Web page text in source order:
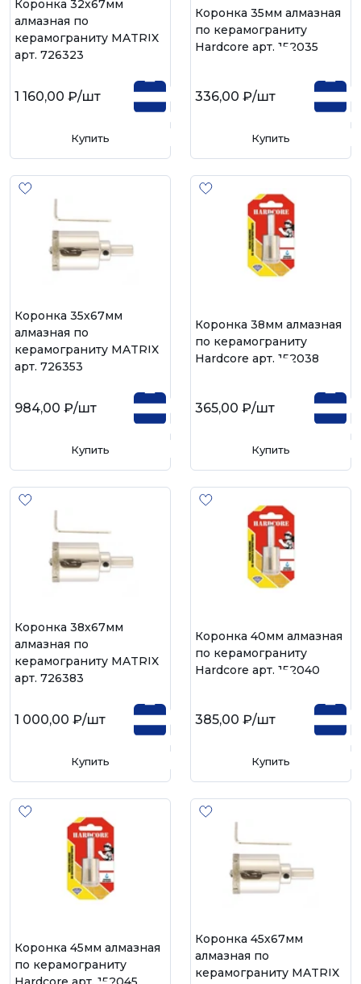
Коронка 32х67мм
алмазная по
керамограниту MATRIX
арт. 726323
1 160,00 ₽/шт
Купить
Коронка 35мм алмазная
по керамограниту
Hardcore арт. 152035
336,00 ₽/шт
Купить
Коронка 35х67мм
алмазная по
керамограниту MATRIX
арт. 726353
984,00 ₽/шт
Купить
Коронка 38мм алмазная
по керамограниту
Hardcore арт. 152038
365,00 ₽/шт
Купить
Коронка 38х67мм
алмазная по
керамограниту MATRIX
арт. 726383
1 000,00 ₽/шт
Купить
Коронка 40мм алмазная
по керамограниту
Hardcore арт. 152040
385,00 ₽/шт
Купить
Коронка 45мм алмазная
по керамограниту
Коронка 45х67мм
алмазная по
керамограниту MATRIX